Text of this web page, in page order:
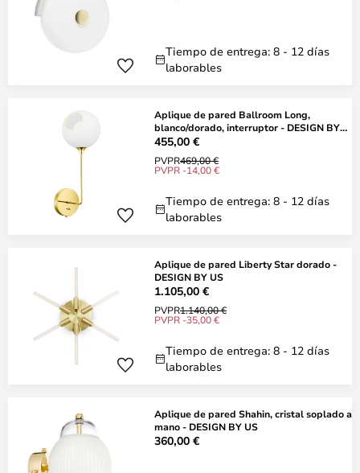
Tiempo de entrega: 8 - 12 días
laborables
Aplique de pared Ballroom Long,
blanco/dorado, interruptor - DESIGN BY
US
455,00 €
PVPR469,00 €
PVPR -14,00 €
Tiempo de entrega: 8 - 12 días
laborables
Aplique de pared Liberty Star dorado -
DESIGN BY US
1.105,00 €
PVPR1.140,00 €
PVPR -35,00 €
Tiempo de entrega: 8 - 12 días
laborables
Aplique de pared Shahin, cristal soplado a
mano - DESIGN BY US
360,00 €